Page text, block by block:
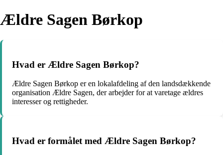
Ældre Sagen Børkop
Hvad er Ældre Sagen Børkop?
Ældre Sagen Børkop er en lokalafdeling af den landsdækkende
organisation Ældre Sagen, der arbejder for at varetage ældres
interesser og rettigheder.
Hvad er formålet med Ældre Sagen Børkop?